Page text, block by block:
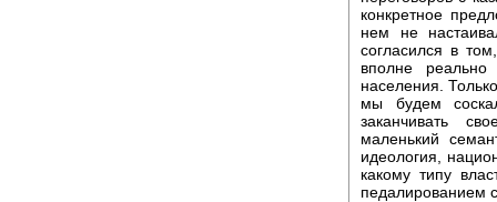
конкретное
нем не
согласился в
вполне
населения.
мы будем
заканчивать
маленький
идеология,
какому типу
педалированием